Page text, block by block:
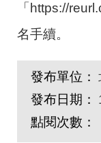
「https://
名手續。
發布單位：
發布日期：
點閱次數：